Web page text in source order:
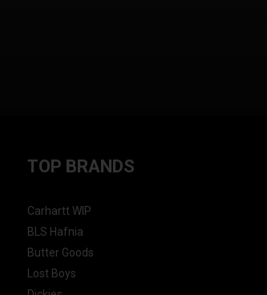
TOP BRANDS
Carhartt WIP
BLS Hafnia
Butter Goods
Lost Boys